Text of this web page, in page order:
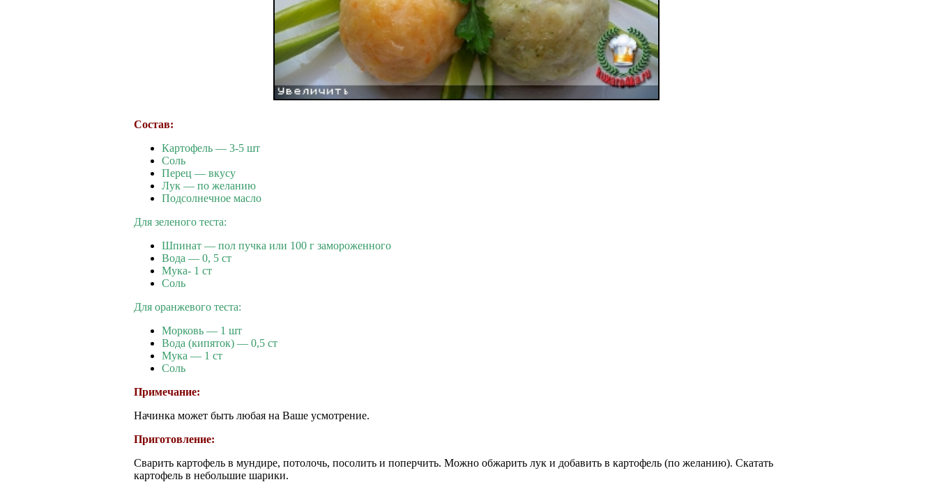
Состав:
Картофель — 3-5 шт
Соль
Перец — вкусу
Лук — по желанию
Подсолнечное масло
Для зеленого теста:
Шпинат — пол пучка или 100 г замороженного
Вода — 0, 5 ст
Мука- 1 ст
Соль
Для оранжевого теста:
Морковь — 1 шт
Вода (кипяток) — 0,5 ст
Мука — 1 ст
Соль
Примечание:
Начинка может быть любая на Ваше усмотрение.
Приготовление:
Сварить картофель в мундире, потолочь, посолить и поперчить. Можно обжарить лук и добавить в картофель (по желанию). Скатать
картофель в небольшие шарики.